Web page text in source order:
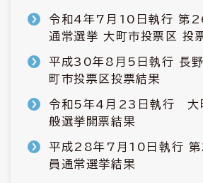
令和4年7月10日執行 第
通常選挙 大町市投票区 投
平成30年8月5日執行 長野
町市投票区投票結果
令和5年4月23日執行 大
般選挙開票結果
平成28年7月10日執行 第
員通常選挙結果